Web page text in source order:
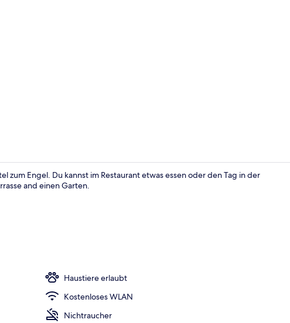
Engel. Du kannst im Restaurant etwas essen oder den Tag in der
and einen Garten.
Haustiere erlaubt
Kostenloses WLAN
Nichtraucher